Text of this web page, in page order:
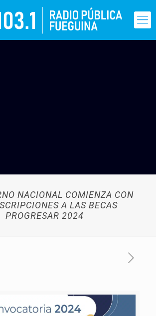
NACIONAL COMIENZA CON
A LAS BECAS
PROGRESAR 2024